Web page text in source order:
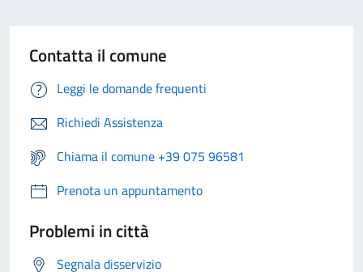
Contatta il comune
Leggi le domande frequenti
Richiedi Assistenza
Chiama il comune +39 075 96581
Prenota un appuntamento
Problemi in città
Segnala disservizio